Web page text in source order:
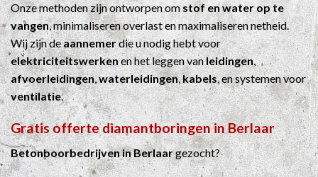
Onze methoden zijn ontworpen omstof en water op te
vangen, minimaliseren overlast en maximaliseren netheid.
Wij zijn deaannemerdie u nodig hebt voor
elektriciteitswerkenen het leggen vanleidingen,
afvoerleidingen,waterleidingen,kabels, en systemen voor
ventilatie.
Gratis offerte diamantboringen in Berlaar
Betonboorbedrijven in Berlaargezocht?